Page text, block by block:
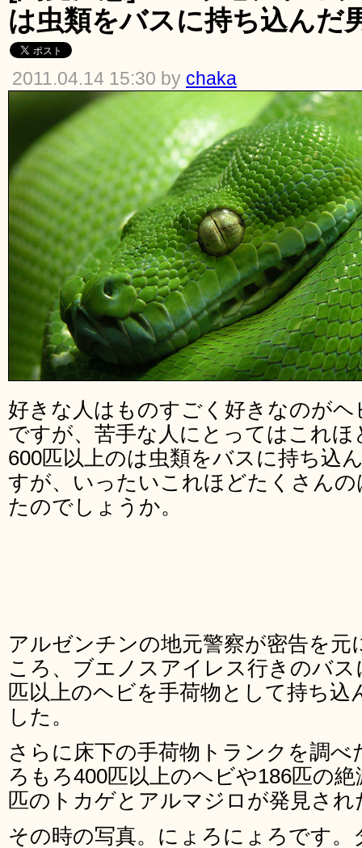
は虫類をバスに持ち込んだ
2011.04.14 15:30 by chaka
好きな人はものすごく好きなのが
ですが、苦手な人にとってはこれ
600匹以上のは虫類をバスに持ち込
すが、いったいこれほどたくさん
たのでしょうか。
アルゼンチンの地元警察が密告を
ころ、ブエノスアイレス行きのバ
匹以上のヘビを手荷物として持ち
した。
さらに床下の手荷物トランクを調
ろもろ400匹以上のヘビや186匹の
匹のトカゲとアルマジロが発見さ
その時の写真。にょろにょろです